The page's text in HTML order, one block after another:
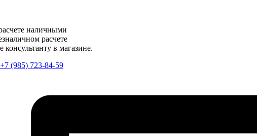
наличными
расчете
консультанту в магазине.
+7 (985) 723-84-59